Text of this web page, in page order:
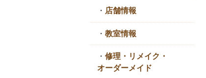
・ 店舗情報
・ 教室情報
・ 修理・リメイク・
オーダーメイド